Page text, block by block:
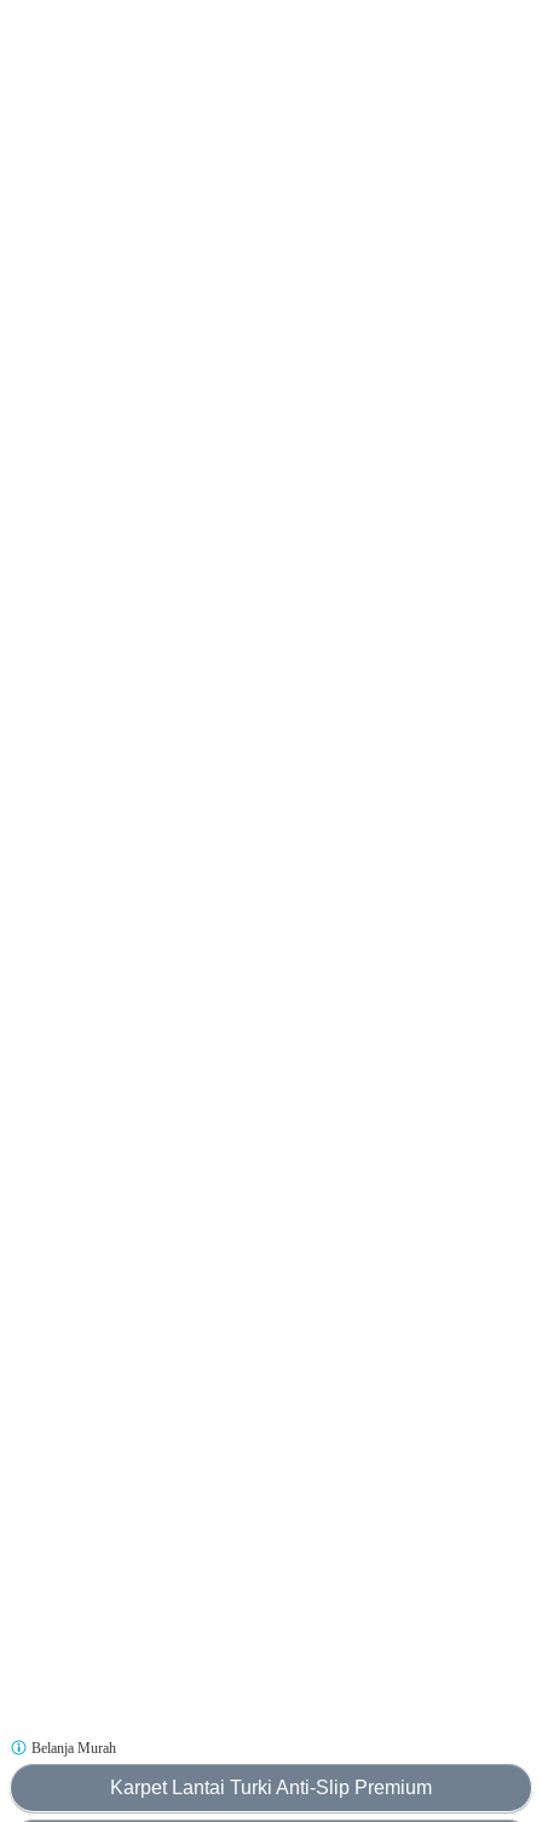
Karpet Lantai Turki Anti-Slip Premium
Belanja Murah